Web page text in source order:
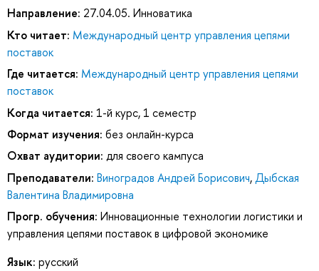
Направление: 27.04.05. Инноватика
Кто читает: Международный центр управления цепями
поставок
Где читается: Международный центр управления цепями
поставок
Когда читается: 1-й курс, 1 семестр
Формат изучения: без онлайн-курса
Охват аудитории: для своего кампуса
Преподаватели: Виноградов Андрей Борисович,Дыбская
Валентина Владимировна
Прогр. обучения: Инновационные технологии логистики и
управления цепями поставок в цифровой экономике
Язык: русский